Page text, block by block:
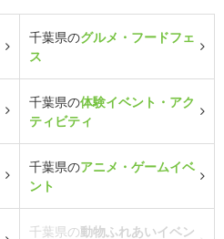
千葉県のグルメ・フードフェ
ス
千葉県の体験イベント・アク
ティビティ
千葉県のアニメ・ゲームイベ
ント
千葉県の動物ふれあいイベン